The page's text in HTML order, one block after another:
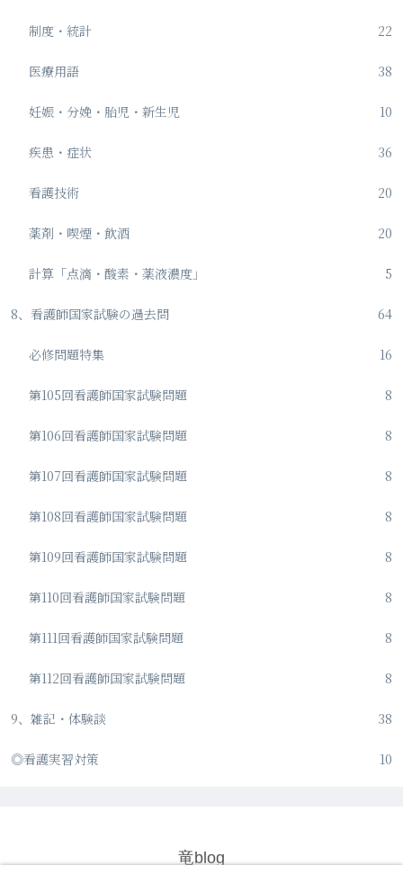
制度・統計 22
医療用語 38
妊娠・分娩・胎児・新生児 10
疾患・症状 36
看護技術 20
薬剤・喫煙・飲酒 20
計算「点滴・酸素・薬液濃度」 5
8、看護師国家試験の過去問 64
必修問題特集 16
第105回看護師国家試験問題 8
第106回看護師国家試験問題 8
第107回看護師国家試験問題 8
第108回看護師国家試験問題 8
第109回看護師国家試験問題 8
第110回看護師国家試験問題 8
第111回看護師国家試験問題 8
第112回看護師国家試験問題 8
9、雑記・体験談 38
◎看護実習対策 10
竜blog